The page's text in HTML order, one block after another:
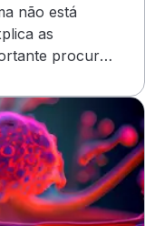
não está
as
procurar